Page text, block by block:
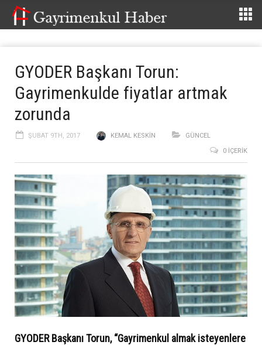
GYODER Başkanı Torun:
Gayrimenkulde fiyatlar artmak
zorunda
ŞUBAT 9TH, 2017 KEMAL KESKIN
GÜNCEL
0 İÇERIK
GYODER Başkanı Torun, “Gayrimenkul almak isteyenlere